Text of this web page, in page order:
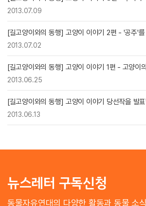
2013.07.09
[길고양이와의 동행] 고양이 이야기 2편 - '공주'를
2013.07.02
[길고양이와의 동행] 고양이 이야기 1편 - 고양이
2013.06.25
[길고양이와의 동행] 고양이 이야기 당선작을 발
2013.06.13
뉴스레터 구독신청
동물자유연대의 다양한 활동과 동물 소